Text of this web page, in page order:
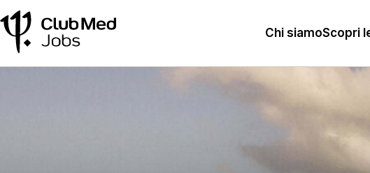
Chi siamoScopri